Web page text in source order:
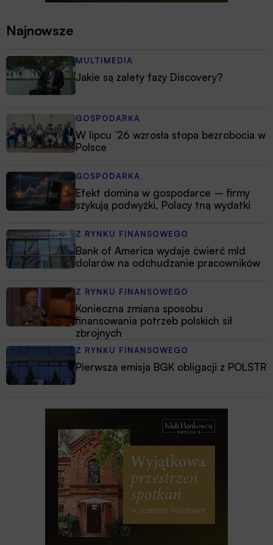
Najnowsze
MULTIMEDIA
Jakie są zalety fazy Discovery?
GOSPODARKA
W lipcu ’26 wzrosła stopa bezrobocia w
Polsce
GOSPODARKA
Efekt domina w gospodarce – firmy
szykują podwyżki, Polacy tną wydatki
Z RYNKU FINANSOWEGO
Bank of America wydaje ćwierć mld
dolarów na odchudzanie pracowników
Z RYNKU FINANSOWEGO
Konieczna zmiana sposobu
finansowania potrzeb polskich sił
zbrojnych
Z RYNKU FINANSOWEGO
Pierwsza emisja BGK obligacji z POLSTR